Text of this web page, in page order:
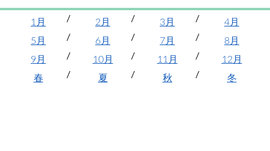
1月 2月 3月
4月
5月
6月 7月
8月
9月
10月 11月
12月
春
夏 秋 冬